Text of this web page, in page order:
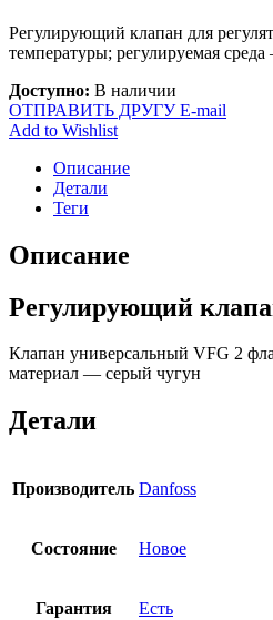
Регулирующий клапан для
температуры; регулируемая
Доступно: В наличии
ОТПРАВИТЬ ДРУГУ E-mail
Add to Wishlist
Описание
Детали
Теги
Описание
Регулирующий
Клапан универсальный VFG 2
материал — серый чугун
Детали
Производитель Danfoss
Состояние Новое
Гарантия Есть